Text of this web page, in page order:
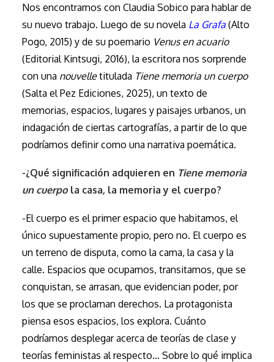
Nos encontramos con Claudia Sobico para hablar de
su nuevo trabajo. Luego de su novela La Grafa (Alto
Pogo, 2015) y de su poemario Venus en acuario
(Editorial Kintsugi, 2016), la escritora nos sorprende
con una nouvelletitulada Tiene memoria un cuerpo
(Salta el Pez Ediciones, 2025), un texto de
memorias, espacios, lugares y paisajes urbanos, un
indagación de ciertas cartografías, a partir de lo que
podríamos definir como una narrativa poemática.
-¿Qué significación adquieren en Tiene memoria
un cuerpola casa, la memoria y el cuerpo?
-El cuerpo es el primer espacio que habitamos, el
único supuestamente propio, pero no. El cuerpo es
un terreno de disputa, como la cama, la casa y la
calle. Espacios que ocupamos, transitamos, que se
conquistan, se arrasan, que evidencian poder, por
los que se proclaman derechos. La protagonista
piensa esos espacios, los explora. Cuánto
podríamos desplegar acerca de teorías de clase y
teorías feministas al respecto… Sobre lo qué implica